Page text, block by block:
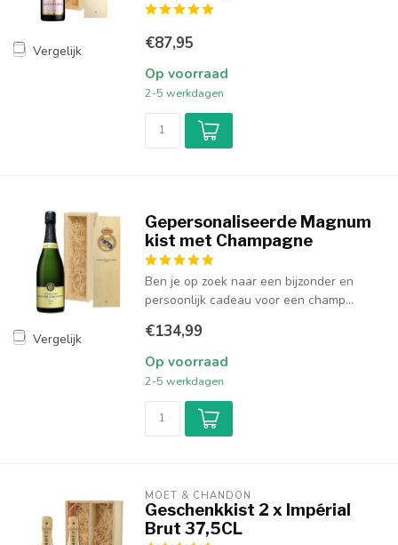
Vergelijk €87,95
Op voorraad
2-5 werkdagen
Vergelijk
Gepersonaliseerde Magnum
kist met Champagne
Ben je op zoek naar een bijzonder en
persoonlijk cadeau voor een champ...
€134,99
Op voorraad
2-5 werkdagen
MOËT & CHANDON
Geschenkkist 2 x Impérial
Brut 37,5CL